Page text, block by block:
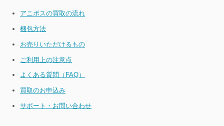
アニポスの買取の流れ
梱包方法
お売りいただけるもの
ご利用上の注意点
よくある質問（FAQ）
買取のお申込み
サポート・お問い合わせ